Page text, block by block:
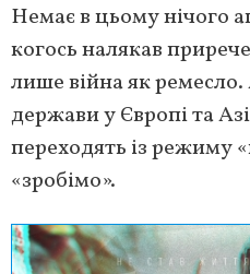
Немає в цьому нічого
когось налякав
лише війна як
держави у Європі та
переходять із режиму
«зробімо».